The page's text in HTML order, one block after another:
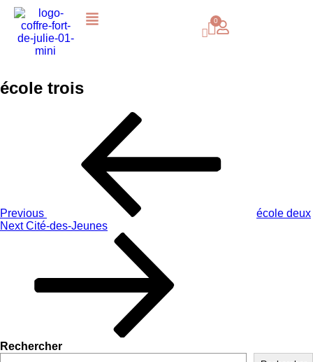
école trois
Previous
école deux
Next Cité-des-Jeunes
Rechercher